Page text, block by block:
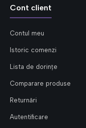
Cont client
Contul meu
Istoric comenzi
Lista de dorințe
Comparare produse
Returnări
Autentificare